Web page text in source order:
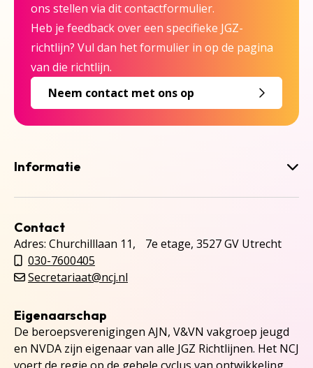
ons stellen via dit contactformulier.
Heb je feedback over een specifieke JGZ-
richtlijn? Vul dan het formulier in op de pagina
van die richtlijn.
Neem contact met ons op
Informatie
Contact
Adres: Churchilllaan 11, 7e etage, 3527 GV Utrecht
030-7600405
Secretariaat@ncj.nl
Eigenaarschap
De beroepsverenigingen AJN, V&VN vakgroep jeugd
en NVDA zijn eigenaar van alle JGZ Richtlijnen. Het NCJ